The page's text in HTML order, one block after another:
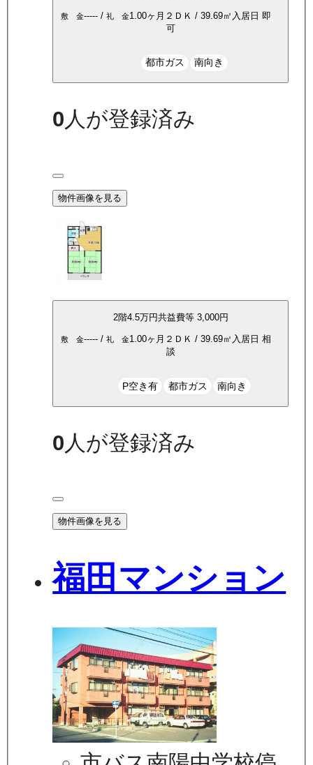
敷 金----- / 礼 金1.00ヶ月 ２ＤＫ / 39.69㎡ 入居日 即
可
都市ガス 南向き
0人が登録済み
物件画像を見る
2階4.5万円共益費等 3,000円
敷 金----- / 礼 金1.00ヶ月 ２ＤＫ / 39.69㎡ 入居日 相
談
P空き有 都市ガス 南向き
0 人が登録済み
物件画像を見る
福田マンション